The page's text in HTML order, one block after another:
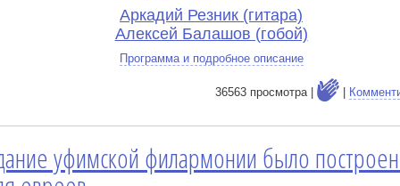
Аркадий Резник (гитара)
Алексей Балашов (гобой)
Программа и подробное описание
36563 просмотра |
уфимской филармонии было